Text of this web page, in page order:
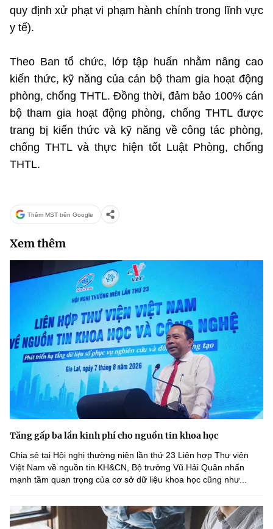
Điều khoản sử dụng Theo dõi MST:
Cơ quan chủ quản: Bộ Khoa học và Công nghệ (MST)
Chịu trách nhiệm nội dung: Nguyễn Thị Hải Hằng
Giám đốc Trung tâm Truyền thông Khoa học và Công nghệ.
Liên hệ
Địa chỉ: Ban Biên tập Cổng TTĐT - 18 Nguyễn Du, TP. Hà Nội
©2026 Bản quyền thuộc Bộ Khoa Học và Công Nghệ
(Ghi rõ nguồn "https://mst.gov.vn" khi phát hành lại thông tin từ
quy định xử phạt vi phạm hành chính trong lĩnh vực
y tế).
Theo Ban tổ chức, lớp tập huấn nhằm nâng cao
kiến thức, kỹ năng của cán bộ tham gia hoạt động
phòng, chống THTL. Ðồng thời, đảm bảo 100% cán
bộ tham gia hoạt động phòng, chống THTL được
trang bị kiến thức và kỹ năng về công tác phòng,
chống THTL và thực hiện tốt Luật Phòng, chống
THTL.
Thêm MST trên Google
Xem thêm
Tăng gấp ba lần kinh phí cho nguồn tin khoa học
Chia sẻ tại Hội nghị thường niên lần thứ 23 Liên hợp Thư viện
Việt Nam về nguồn tin KH&CN, Bộ trưởng Vũ Hải Quân nhấn
mạnh tầm quan trọng của cơ sở dữ liệu khoa học cũng như...